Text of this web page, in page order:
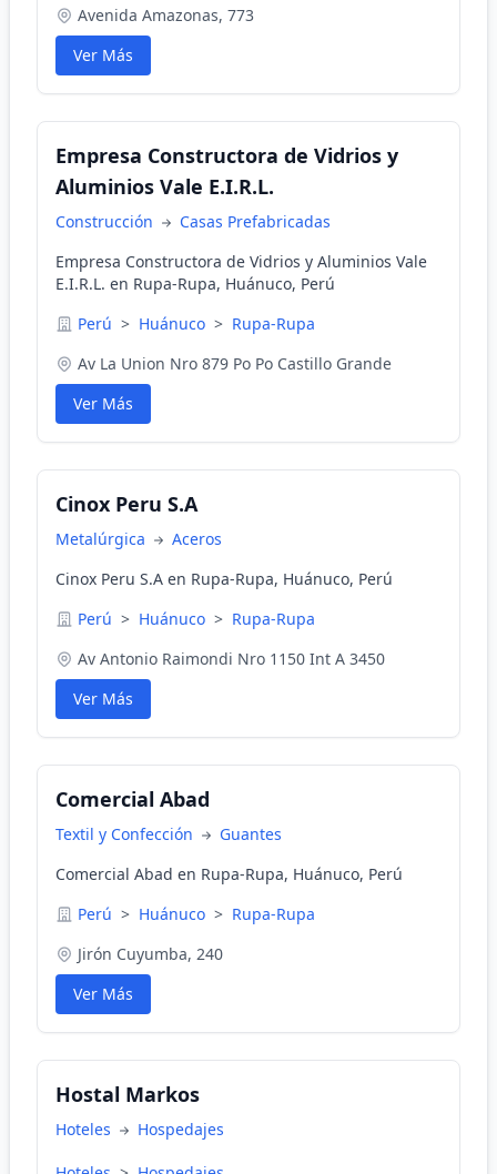
Avenida Amazonas, 773
Ver Más
Empresa Constructora de Vidrios y
Aluminios Vale E.I.R.L.
Construcción
Casas Prefabricadas
Empresa Constructora de Vidrios y Aluminios Vale
E.I.R.L. en Rupa-Rupa, Huánuco, Perú
Perú > Huánuco > Rupa-Rupa
Av La Union Nro 879 Po Po Castillo Grande
Ver Más
Cinox Peru S.A
Metalúrgica
Aceros
Cinox Peru S.A en Rupa-Rupa, Huánuco, Perú
Perú > Huánuco > Rupa-Rupa
Av Antonio Raimondi Nro 1150 Int A 3450
Ver Más
Comercial Abad
Textil y Confección
Guantes
Comercial Abad en Rupa-Rupa, Huánuco, Perú
Perú > Huánuco > Rupa-Rupa
Jirón Cuyumba, 240
Ver Más
Hostal Markos
Hoteles Hospedajes